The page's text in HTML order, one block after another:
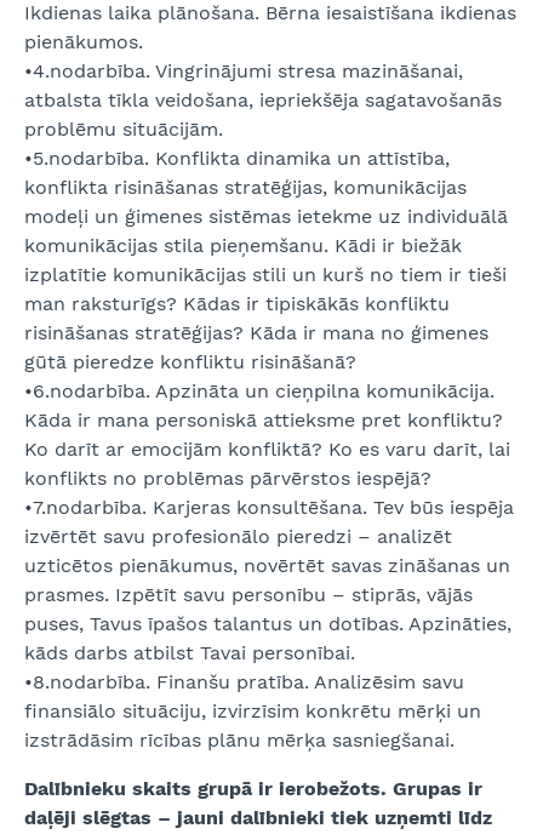
Ikdienas laika plānošana. Bērna iesaistīšana ikdienas
pienākumos.
•4.nodarbība. Vingrinājumi stresa mazināšanai,
atbalsta tīkla veidošana, iepriekšēja sagatavošanās
problēmu situācijām.
•5.nodarbība. Konflikta dinamika un attīstība,
konflikta risināšanas stratēģijas, komunikācijas
modeļi un ģimenes sistēmas ietekme uz individuālā
komunikācijas stila pieņemšanu. Kādi ir biežāk
izplatītie komunikācijas stili un kurš no tiem ir tieši
man raksturīgs? Kādas ir tipiskākās konfliktu
risināšanas stratēģijas? Kāda ir mana no ģimenes
gūtā pieredze konfliktu risināšanā?
•6.nodarbība. Apzināta un cieņpilna komunikācija.
Kāda ir mana personiskā attieksme pret konfliktu?
Ko darīt ar emocijām konfliktā? Ko es varu darīt, lai
konflikts no problēmas pārvērstos iespējā?
•7.nodarbība. Karjeras konsultēšana. Tev būs iespēja
izvērtēt savu profesionālo pieredzi – analizēt
uzticētos pienākumus, novērtēt savas zināšanas un
prasmes. Izpētīt savu personību – stiprās, vājās
puses, Tavus īpašos talantus un dotības. Apzināties,
kāds darbs atbilst Tavai personībai.
•8.nodarbība. Finanšu pratība. Analizēsim savu
finansiālo situāciju, izvirzīsim konkrētu mērķi un
izstrādāsim rīcības plānu mērķa sasniegšanai.
Dalībnieku skaits grupā ir ierobežots. Grupas ir
daļēji slēgtas – jauni dalībnieki tiek uzņemti līdz